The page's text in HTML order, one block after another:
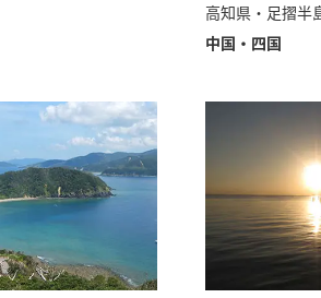
高知県・足摺半
中国・四国